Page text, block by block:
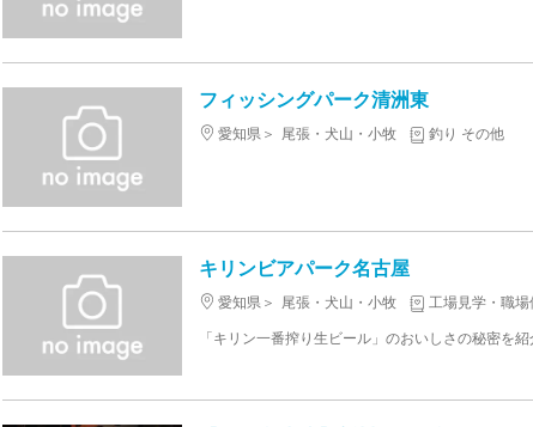
フィッシングパーク清洲東
愛知県 尾張・犬山・小牧 釣り その他
キリンビアパーク名古屋
愛知県 尾張・犬山・小牧
工場見学・職